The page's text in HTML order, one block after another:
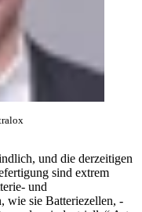
und die derzeitigen
sind extrem
und
wie sie Batteriezellen, -